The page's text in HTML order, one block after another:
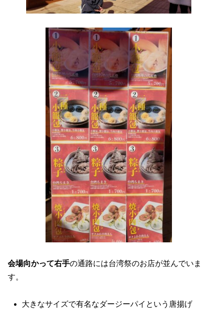
会場向かって右手の通路には台湾祭のお店が並んでいま
す。
大きなサイズで有名なダージーパイという唐揚げ